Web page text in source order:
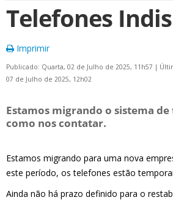
Telefones
Imprimir
Publicado: Quarta, 02 de Julho de 2025, 11h57 |
07 de Julho de 2025, 12h02
Estamos migrando o sistema
como nos contatar.
Estamos migrando para uma nova
este período, os telefones estão
Ainda não há prazo definido para o